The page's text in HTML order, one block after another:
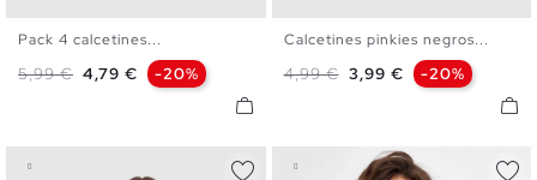
Pack 4 calcetines...
Precio base
5,99 € Precio
4,79 € -20%
Calcetines pinkies negros...
Precio base
4,99 € Precio
3,99 € -20%